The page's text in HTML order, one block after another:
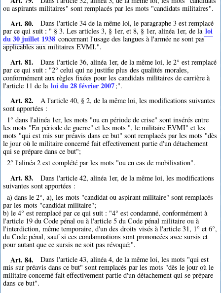
ou aspirants militaires" sont remplacés par les mots "candidats militaires".
Art. 80.
Dans l'article 34 de la même loi, le paragraphe 3 est remplacé
par ce qui suit : " § 3. Les articles 3, § 1er, et 8, § 1er, alinéa 1er, de la loi
du 30 juillet 1938 concernant l'usage des langues à l'armée ne sont pas
applicables aux militaires EVMI.".
Art. 81.
Dans l'article 36, alinéa 1er, de la même loi, le 2° est remplacé
par ce qui suit : "2° celui qui ne justifie plus des qualités morales,
conformément aux règles fixées pour les candidats militaires de carrière à
l'article 11 de la loi du 28 février 2007;".
Art. 82.
A l'article 40, § 2, de la même loi, les modifications suivantes
sont apportées :
1° dans l'alinéa 1er, les mots "ou en période de crise" sont insérés entre
les mots "En période de guerre" et les mots ", le militaire EVMI" et les
mots "qui est mis sur préavis dans ce but" sont remplacés par les mots "dès
le jour où le militaire concerné fait effectivement partie d'un détachement
qui se prépare dans ce but";
2° l'alinéa 2 est complété par les mots "ou en cas de mobilisation".
Art. 83.
Dans l'article 42, alinéa 1er, de la même loi, les modifications
suivantes sont apportées :
a) dans le 2°, a), les mots "candidat ou aspirant militaire" sont remplacés
par les mots "candidat militaire";
b) le 4° est remplacé par ce qui suit : "4° est condamné, conformément à
l'article 19 du Code pénal ou à l'article 5 du Code pénal militaire ou à
l'interdiction, même temporaire, d'un des droits visés à l'article 31, 1° et 6°,
du Code pénal, sauf si ces condamnations sont prononcées avec sursis et
pour autant que ce sursis ne soit pas révoqué;".
Art. 84.
Dans l'article 43, alinéa 4, de la même loi, les mots "qui est
mis sur préavis dans ce but" sont remplacés par les mots "dès le jour où le
militaire concerné fait effectivement partie d'un détachement qui se prépare
dans ce but".